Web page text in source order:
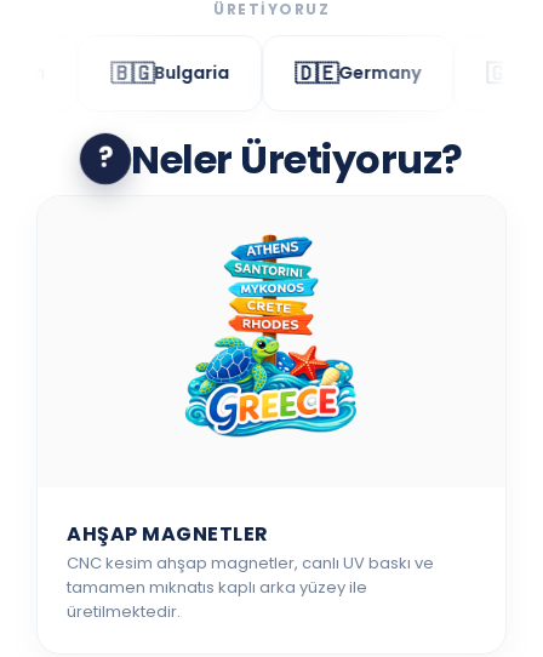
ÜRETİYORUZ
🇧🇬Bulgaria 🇩🇪Germany 🇬🇷
? Neler Üretiyoruz?
AHŞAP MAGNETLER
CNC kesim ahşap magnetler, canlı UV baskı ve
tamamen mıknatıs kaplı arka yüzey ile
üretilmektedir.